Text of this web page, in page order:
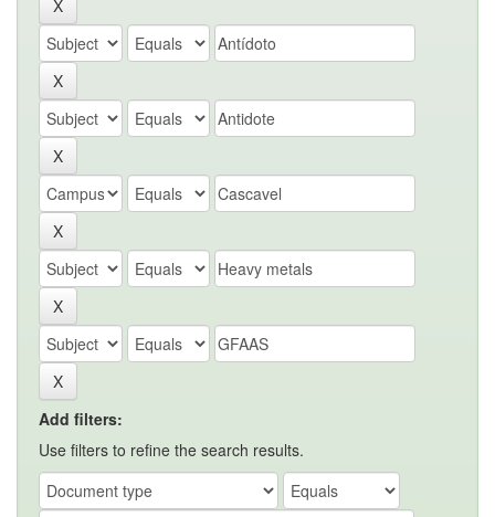
Add filters:
Use filters to refine the search results.